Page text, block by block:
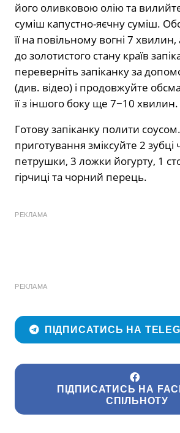
його оливковою олію та
суміш капустно-яєчну суміш.
її на повільному вогні 7 хвилин,
до золотистого стану країв
переверніть запіканку за
(див. відео) і продовжуйте
її з іншого боку ще 7−10 хвилин.
Готову запіканку полити
приготування зміксуйте 2 зубці
петрушки, 3 ложки йогурту, 1
гірчиці та чорний перець.
РЕКЛАМА
РЕКЛАМА
ПІДПИСАТИСЬ НА
ПІДПИСАТИСЬ НА
СПІЛЬНОТУ